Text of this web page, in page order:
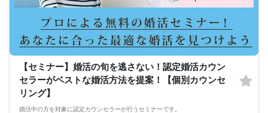
【セミナー】婚活の旬を逃さない！認定婚活カウン
セラーがベストな婚活方法を提案！【個別カウンセ
リング】
婚活中の方を対象に認定カウンセラーが行うセミナーです。